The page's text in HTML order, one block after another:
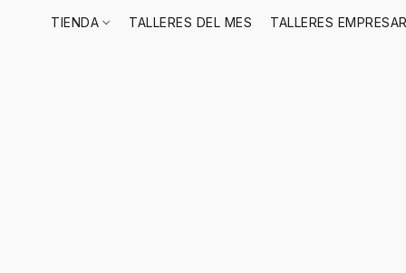
TIENDA TALLERES DEL MES TALLERES